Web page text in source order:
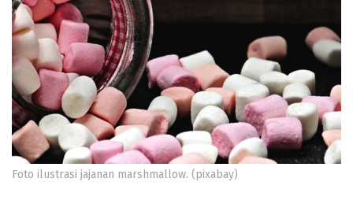
Foto ilustrasi jajanan marshmallow. (pixabay)